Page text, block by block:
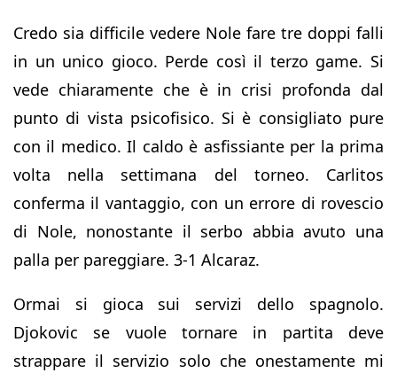
Credo sia difficile vedere Nole fare tre doppi falli
in un unico gioco. Perde così il terzo game. Si
vede chiaramente che è in crisi profonda dal
punto di vista psicofisico. Si è consigliato pure
con il medico. Il caldo è asfissiante per la prima
volta nella settimana del torneo. Carlitos
conferma il vantaggio, con un errore di rovescio
di Nole, nonostante il serbo abbia avuto una
palla per pareggiare. 3-1 Alcaraz.
Ormai si gioca sui servizi dello spagnolo.
Djokovic se vuole tornare in partita deve
strappare il servizio solo che onestamente mi